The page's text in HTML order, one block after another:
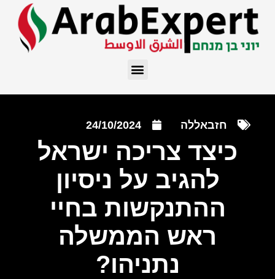
חזבאללה 24/10/2024
כיצד צריכה ישראל
להגיב על ניסיון
ההתנקשות בחיי
ראש הממשלה
נתניהו?